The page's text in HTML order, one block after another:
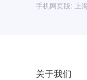
手机网页版: 上
关于我们